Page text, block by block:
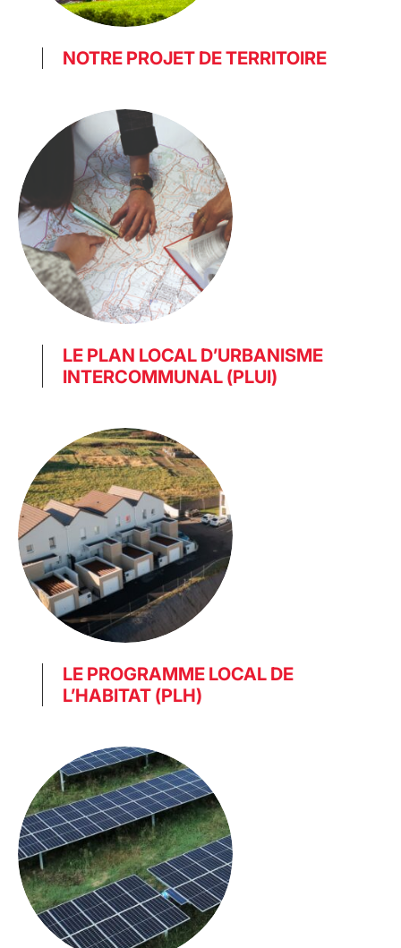
NOTRE PROJET DE TERRITOIRE
LE PLAN LOCAL D’URBANISME
INTERCOMMUNAL (PLUI)
LE PROGRAMME LOCAL DE
L’HABITAT (PLH)